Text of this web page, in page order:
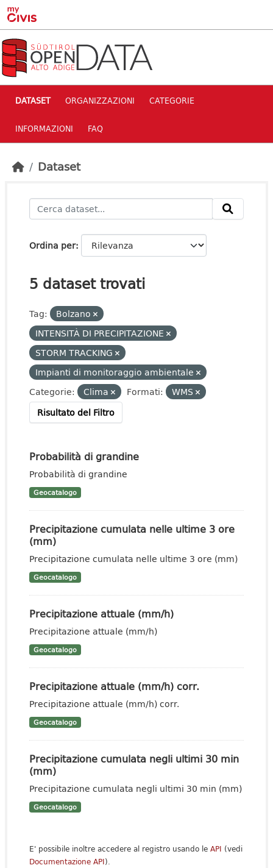
Skip to main content
DATASET ORGANIZZAZIONI CATEGORIE
INFORMAZIONI FAQ
Dataset
Ordina per
5 dataset trovati
Tag:
Bolzano
INTENSITÀ DI PRECIPITAZIONE
STORM TRACKING
Impianti di monitoraggio ambientale
Categorie:
Clima Formati:
WMS
Risultato del Filtro
Probabilità di grandine
Probabilità di grandine
Geocatalogo
Precipitazione cumulata nelle ultime 3 ore
(mm)
Precipitazione cumulata nelle ultime 3 ore (mm)
Geocatalogo
Precipitazione attuale (mm/h)
Precipitazione attuale (mm/h)
Geocatalogo
Precipitazione attuale (mm/h) corr.
Precipitazione attuale (mm/h) corr.
Geocatalogo
Precipitazione cumulata negli ultimi 30 min
(mm)
Precipitazione cumulata negli ultimi 30 min (mm)
Geocatalogo
E' possibile inoltre accedere al registro usando le API (vedi
Documentazione API).